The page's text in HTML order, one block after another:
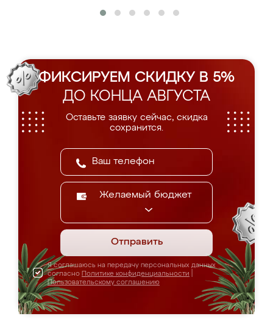
ФИКСИРУЕМ СКИДКУ В 5%
ДО КОНЦА АВГУСТА
Оставьте заявку сейчас, скидка
сохранится.
Желаемый бюджет
Отправить
Я соглашаюсь на передачу персональных данных
согласно Политике конфиденциальности
Пользовательскому соглашению